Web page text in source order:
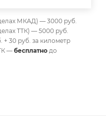
МКАД) — 3000 руб.
ТТК) — 5000 руб.
+ 30 руб. за километр
—бесплатно до